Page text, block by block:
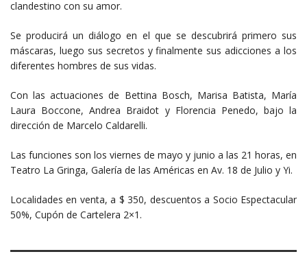
clandestino con su amor.
Se producirá un diálogo en el que se descubrirá primero sus
máscaras, luego sus secretos y finalmente sus adicciones a los
diferentes hombres de sus vidas.
Con las actuaciones de Bettina Bosch, Marisa Batista, María
Laura Boccone, Andrea Braidot y Florencia Penedo, bajo la
dirección de Marcelo Caldarelli.
Las funciones son los viernes de mayo y junio a las 21 horas, en
Teatro La Gringa, Galería de las Américas en Av. 18 de Julio y Yi.
Localidades en venta, a $ 350, descuentos a Socio Espectacular
50%, Cupón de Cartelera 2×1.